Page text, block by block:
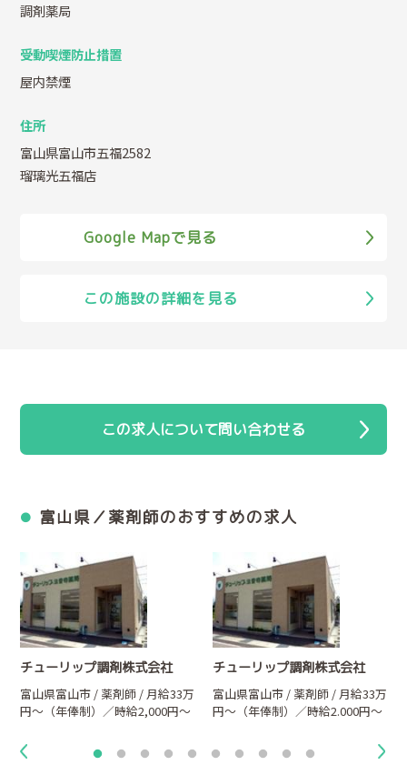
調剤薬局
受動喫煙防止措置
屋内禁煙
住所
富山県富山市五福2582
瑠璃光五福店
Google Mapで見る
この施設の詳細を見る
この求人について問い合わせる
富山県／薬剤師のおすすめの求人
チューリップ調剤株式会社
富山県富山市 / 薬剤師 / 月給33万
円～（年俸制）／時給2,000円～
チューリップ調剤株式会社
富山県富山市 / 薬剤師 / 月給33万
円～（年俸制）／時給2.000円～